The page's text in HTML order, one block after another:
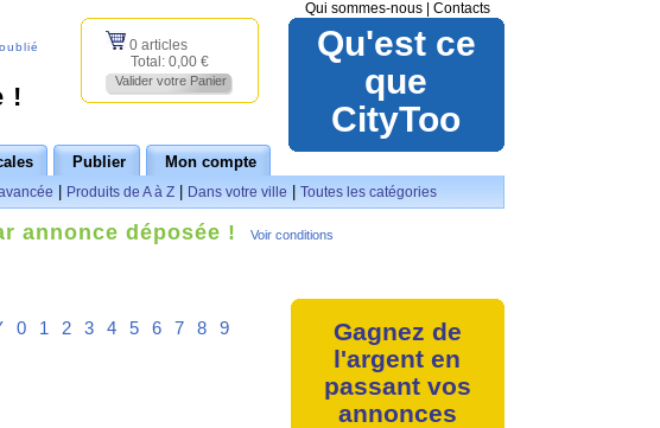
Qui sommes-nous| Contacts
0 articles
Total: 0,00 €
Valider votre Panier
Qu'est ce
que
CityToo
!
Publier
Mon compte
Produits de A à Z Dans votre ville Toutes les catégories
annonce déposée ! Voir conditions
0 1 2 3 4 5 6 7 8 9
Gagnez de
l'argent en
passant vos
annonces